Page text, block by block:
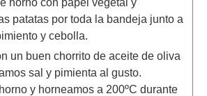
patatas por toda la bandeja junto a
y cebolla.
un buen chorrito de aceite de oliva
sal y pimienta al gusto.
y horneamos a 200ºC durante